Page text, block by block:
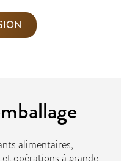
alimentaires,
opérations à grande